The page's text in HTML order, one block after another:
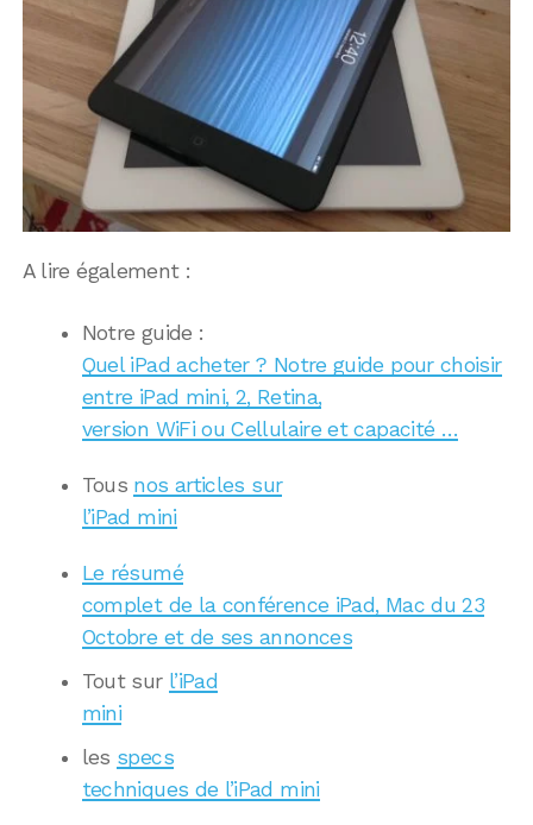
A lire également :
Notre guide :
Quel iPad acheter ? Notre guide pour choisir
entre iPad mini, 2, Retina,
version WiFi ou Cellulaire et capacité …
Tous nos articles sur
l’iPad mini
Le résumé
complet de la conférence iPad, Mac du 23
Octobre et de ses annonces
Tout sur l’iPad
mini
les specs
techniques de l’iPad mini